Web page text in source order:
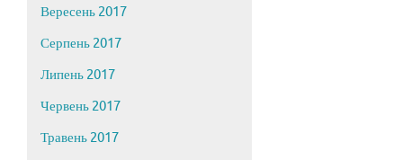
Вересень 2017
Серпень 2017
Липень 2017
Червень 2017
Травень 2017